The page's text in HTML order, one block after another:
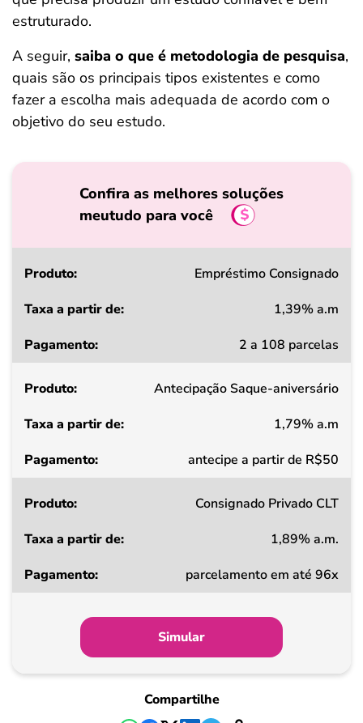
estruturado.
A seguir, saiba o que é metodologia de pesquisa,
quais são os principais tipos existentes e como
fazer a escolha mais adequada de acordo com o
objetivo do seu estudo.
Confira as melhores soluções
meutudo para você
Produto
a
de
Pagamento
Empréstimo Consignado
1,39% a.m
2 a 108 parcelas
Antecipação Saque-aniversário
1,79% a.m
antecipe a partir de R$50
Consignado Privado CLT
1,89% a.m.
parcelamento em até 96x
Simular
Compartilhe